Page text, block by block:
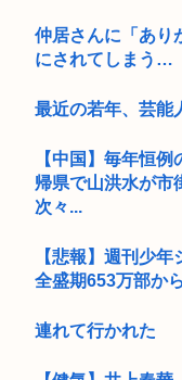
仲居さんに「あり
にされてしまう…
最近の若年、芸能
【中国】毎年恒
帰県で山洪水が市
次々...
【悲報】週刊少
全盛期653万部か
連れて行かれた